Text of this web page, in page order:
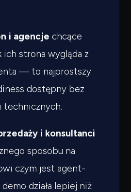
i agencje chcące
strona wygląda z
— to najprostszy
dostępny bez
technicznych.
i konsultanci
sposobu na
czym jest agent-
działa lepiej niż
— pokażę co warto